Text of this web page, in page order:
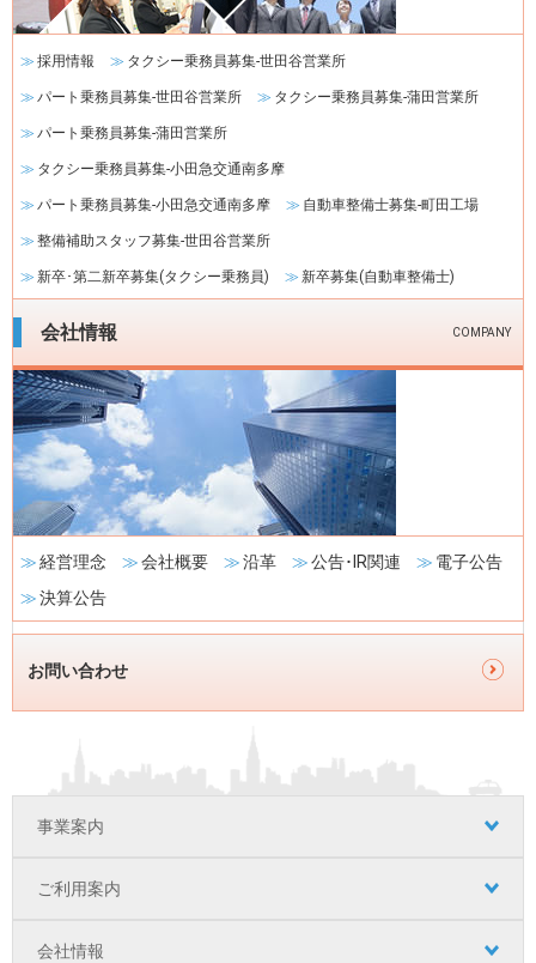
ョ
ン 採用情報 タクシー乗務員募集-世田谷営業所
パート乗務員募集-世田谷営業所 タクシー乗務員募集-蒲田営業所
パート乗務員募集-蒲田営業所
タクシー乗務員募集-小田急交通南多摩
パート乗務員募集-小田急交通南多摩 自動車整備士募集-町田工場
整備補助スタッフ募集-世田谷営業所
新卒･第二新卒募集(タクシー乗務員) 新卒募集(自動車整備士)
会社情報 COMPANY
経営理念 会社概要 沿革 公告･IR関連
電子公告
決算公告
お問い合わせ
事業案内
ご利用案内
会社情報